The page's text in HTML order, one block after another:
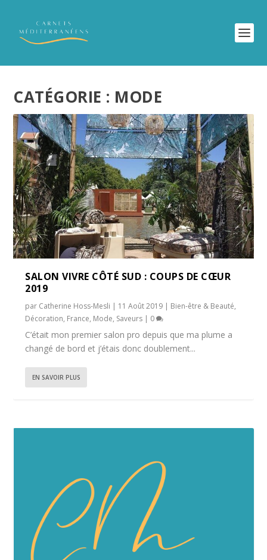
CATÉGORIE : MODE
SALON VIVRE CÔTÉ SUD : COUPS DE CŒUR
2019
par Catherine Hoss-Mesli | 11 Août 2019 | Bien-être & Beauté,
Décoration, France, Mode, Saveurs | 0
C’était mon premier salon pro depuis que ma plume a
changé de bord et j’étais donc doublement...
EN SAVOIR PLUS